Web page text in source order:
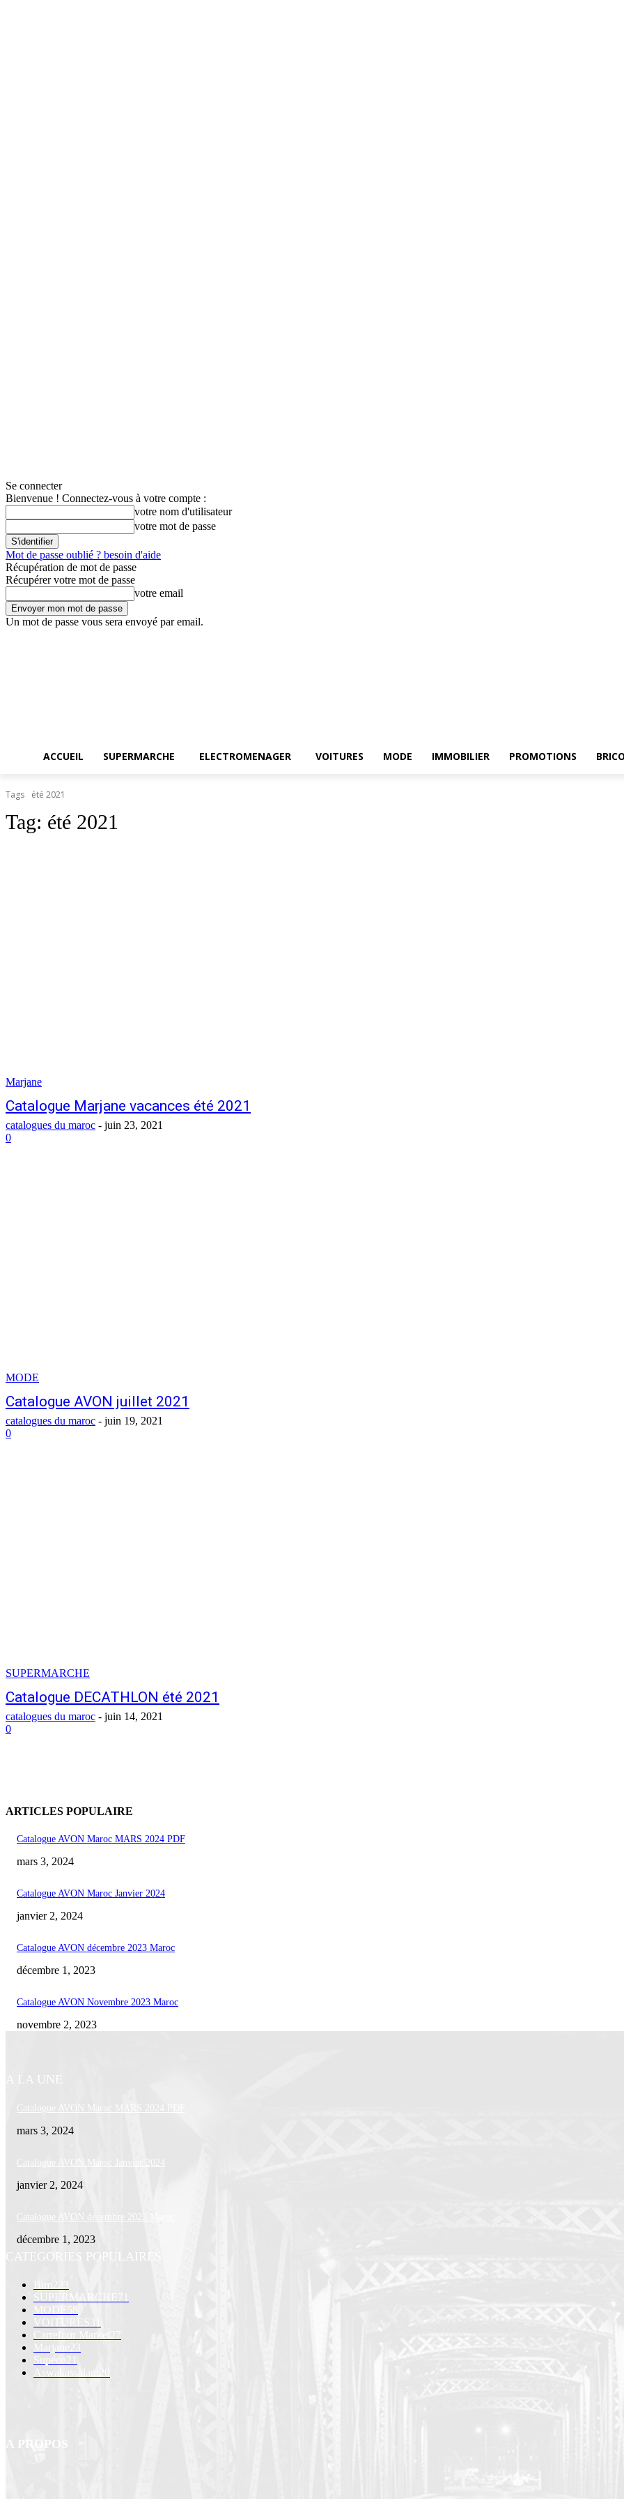
Se connecter
Bienvenue ! Connectez-vous à votre compte :
votre nom d'utilisateur
votre mot de passe
Mot de passe oublié ? besoin d'aide
Récupération de mot de passe
Récupérer votre mot de passe
votre email
Un mot de passe vous sera envoyé par email.
ACCUEIL SUPERMARCHE ELECTROMENAGER VOITURES MODE IMMOBILIER PROMOTIONS
Tags été 2021
Tag: été 2021
Marjane
Catalogue Marjane vacances été 2021
catalogues du maroc - juin 23, 2021
0
MODE
Catalogue AVON juillet 2021
catalogues du maroc - juin 19, 2021
0
SUPERMARCHE
Catalogue DECATHLON été 2021
catalogues du maroc - juin 14, 2021
0
ARTICLES POPULAIRE
Catalogue AVON Maroc MARS 2024 PDF
mars 3, 2024
Catalogue AVON Maroc Janvier 2024
janvier 2, 2024
Catalogue AVON décembre 2023 Maroc
décembre 1, 2023
Catalogue AVON Novembre 2023 Maroc
novembre 2, 2023
A LA UNE
Catalogue AVON Maroc MARS 2024 PDF
mars 3, 2024
Catalogue AVON Maroc Janvier 2024
janvier 2, 2024
Catalogue AVON décembre 2023 Maroc
décembre 1, 2023
CATEGORIES POPULAIRES
Bim
223
SUPERMARCHE
MODE
VOITURES
Carrefour Market
Marjane
23
Supeco
Aswakassalam
20
A PROPOS